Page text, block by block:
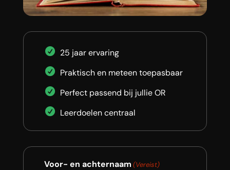
25 jaar ervaring
Praktisch en meteen toepasbaar
Perfect passend bij jullie OR
Leerdoelen centraal
Voor- en achternaam (Vereist)